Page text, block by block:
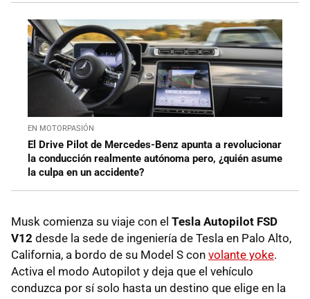
EN MOTORPASIÓN
El Drive Pilot de Mercedes-Benz apunta a revolucionar
la conducción realmente autónoma pero, ¿quién asume
la culpa en un accidente?
Musk comienza su viaje con el Tesla Autopilot FSD
V12 desde la sede de ingeniería de Tesla en Palo Alto,
California, a bordo de su Model S con volante yoke.
Activa el modo Autopilot y deja que el vehículo
conduzca por sí solo hasta un destino que elige en la